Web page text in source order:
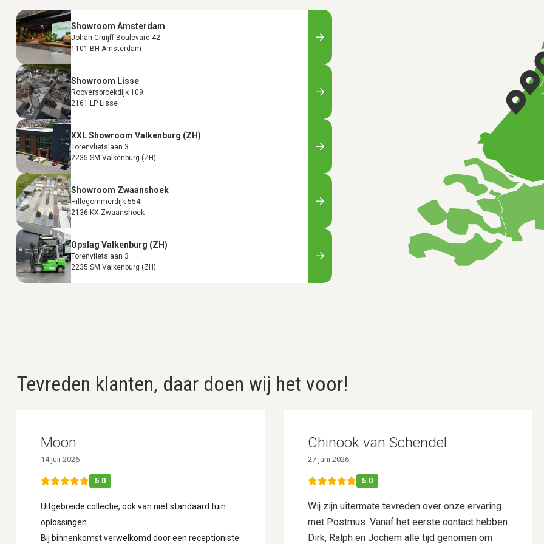
Showroom Amsterdam
Johan Cruijff Boulevard 42
1101 BH Amsterdam
Showroom Lisse
Rooversbroekdijk 109
2161 LP Lisse
XXL Showroom Valkenburg (ZH)
Torenvlietslaan 3
2235 SM Valkenburg (ZH)
Showroom Zwaanshoek
Hillegommerdijk 554
2136 KX Zwaanshoek
Opslag Valkenburg (ZH)
Torenvlietslaan 3
2235 SM Valkenburg (ZH)
Tevreden klanten, daar doen wij het voor!
Moon
14 juli 2026
5.0
Uitgebreide collectie, ook van niet standaard tuin
oplossingen.
Bij binnenkomst verwelkomd door een receptioniste
Chinook van Schendel
27 juni 2026
5.0
Wij zijn uitermate tevreden over onze ervaring
met Postmus. Vanaf het eerste contact hebben
Dirk, Ralph en Jochem alle tijd genomen om